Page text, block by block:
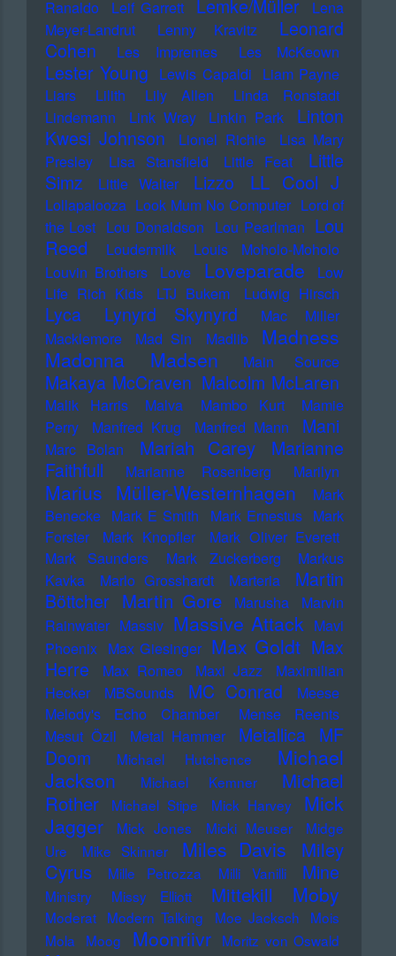
Ranaldo
Leif Garrett Lemke/Müller
Lena
Meyer-Landrut
Lenny Kravitz
Leonard
Cohen
Les Impremes Les McKeown
Lester Young Lewis Capaldi Liam Payne
Liars
Lilith Lily Allen
Linda Ronstadt
Lindemann
Link Wray Linkin Park
Linton
Kwesi Johnson
Lionel Richie
Lisa Mary
Presley
Lisa Stansfield Little Feat
Little
Simz
Little Walter Lizzo LL Cool J
Lollapalooza Look Mum No Computer Lord of
the Lost Lou Donaldson Lou Pearlman Lou
Reed
Loudermilk
Louis Moholo-Moholo
Louvin Brothers
Love Loveparade
Low
Life Rich Kids
LTJ Bukem Ludwig Hirsch
Lyca Lynyrd Skynyrd
Mac Miller
Macklemore
Mad Sin Madlib
Madness
Madonna
Madsen Main Source
Makaya McCraven Malcolm McLaren
Malik Harris Malva Mambo Kurt
Mamie
Perry
Manfred Krug Manfred Mann Mani
Marc Bolan Mariah Carey
Marianne
Faithfull
Marianne Rosenberg Marilyn
Marius Müller-Westernhagen
Mark
Benecke Mark E Smith Mark Ernestus Mark
Forster
Mark Knopfler
Mark Oliver Everett
Mark Saunders
Mark Zuckerberg
Markus
Kavka
Marlo Grosshardt Marteria
Martin
Böttcher Martin Gore Marusha
Marvin
Rainwater Massiv Massive Attack Mavi
Phoenix Max Giesinger Max Goldt Max
Herre
Max Romeo Maxi Jazz
Maximilian
Hecker
MBSounds MC Conrad
Meese
Melody's Echo Chamber
Mense Reents
Mesut Özil
Metal Hammer Metallica MF
Doom
Michael Hutchence
Michael
Jackson
Michael Kemner
Michael
Rother
Michael Stipe Mick Harvey
Mick
Jagger
Mick Jones Micki Meuser
Midge
Ure
Mike Skinner Miles Davis
Miley
Cyrus
Mille Petrozza Milli Vanilli Mine
Ministry Missy Elliott Mittekill Moby
Moderat Modern Talking Moe Jacksch
Mois
Mola
Moog Moonriivr Moritz von Oswald